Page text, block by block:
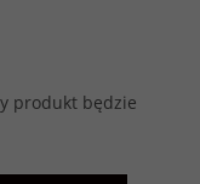
produkt będzie